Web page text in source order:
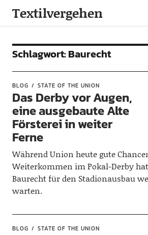
Textilvergehen
Schlagwort:Baurecht
BLOG STATE OF THE UNION
Das Derby vor Augen,
eine ausgebaute Alte
Försterei in weiter
Ferne
Während Union heute gute
Weiterkommen im Pokal-Derby
Baurecht für den Stadionausbau
warten.
BLOG STATE OF THE UNION